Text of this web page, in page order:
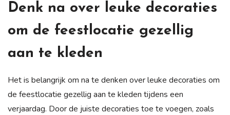
Denk na over leuke decoraties
om de feestlocatie gezellig
aan te kleden
Het is belangrijk om na te denken over leuke decoraties om
de feestlocatie gezellig aan te kleden tijdens een
verjaardag. Door de juiste decoraties toe te voegen, zoals